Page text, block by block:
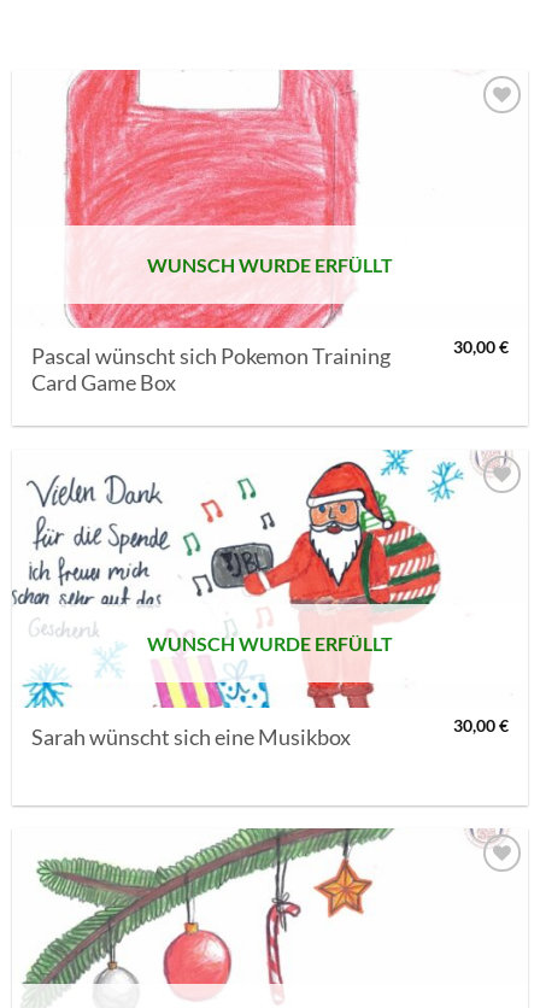
WUNSCH WURDE ERFÜLLT
Pascal wünscht sich Pokemon Training
Card Game Box
30,00€
MERKLISTE
SETZEN
WUNSCH WURDE ERFÜLLT
Sarah wünscht sich eine Musikbox 30,00€